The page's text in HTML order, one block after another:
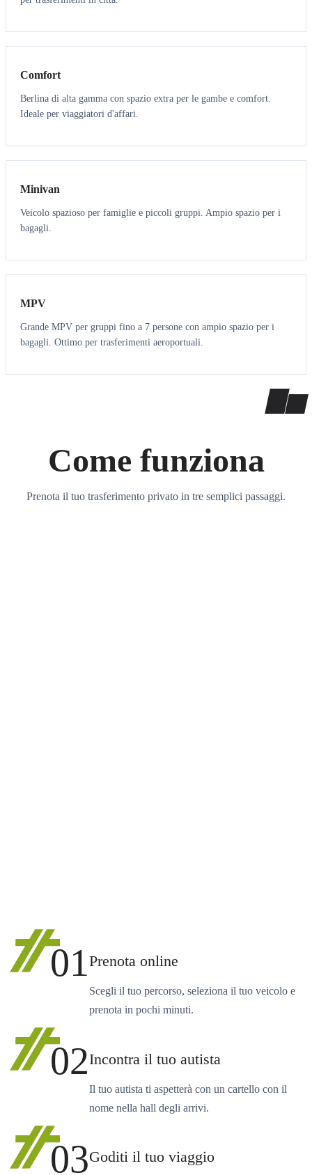
3 3
Comfort
Berlina di alta gamma con spazio extra per le gambe e comfort.
Ideale per viaggiatori d'affari.
6 5
Minivan
Veicolo spazioso per famiglie e piccoli gruppi. Ampio spazio per i
bagagli.
7 7
MPV
Grande MPV per gruppi fino a 7 persone con ampio spazio per i
bagagli. Ottimo per trasferimenti aeroportuali.
Come funziona
Prenota il tuo trasferimento privato in tre semplici passaggi.
01Prenota online
Scegli il tuo percorso, seleziona il tuo veicolo e
prenota in pochi minuti.
02Incontra il tuo autista
Il tuo autista ti aspetterà con un cartello con il
nome nella hall degli arrivi.
03Goditi il tuo viaggio